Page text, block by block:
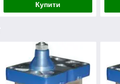
Купити